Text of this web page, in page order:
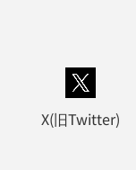
X(旧Twitter)